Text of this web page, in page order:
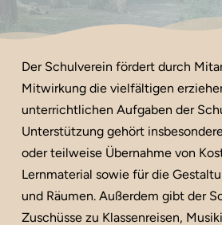
Der Schulverein fördert durch
Mitwirkung die vielfältigen
unterrichtlichen Aufgaben der
Unterstützung gehört
oder teilweise Übernahme von
Lernmaterial sowie für die
und Räumen. Außerdem gibt der
Zuschüsse zu Klassenreisen,